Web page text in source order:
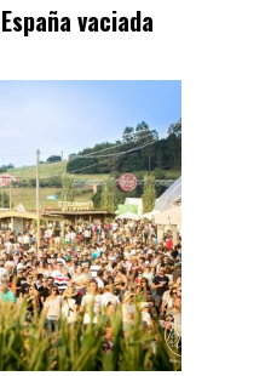
vaciada